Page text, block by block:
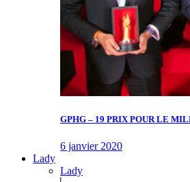
GPHG – 19 PRIX POUR LE
6 janvier 2020
Lady
Lady